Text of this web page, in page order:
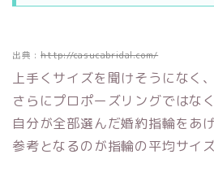
出典 : http://casucabridal.com/
上手くサイズを聞けそうになく、
さらにプロポーズリングではなく
自分が全部選んだ婚約指輪をあ
参考となるのが指輪の平均サイズ